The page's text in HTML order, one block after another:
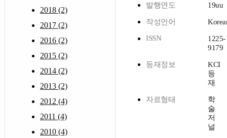
2018 (2)
2017 (2)
2016 (2)
2015 (2)
2014 (2)
2013 (2)
2012 (4)
2011 (4)
2010 (4)
발행연도 19uu
작성언어
ISSN
1225-
9179
등재정보
KCI
등
재
자료형태
학
술
저
널